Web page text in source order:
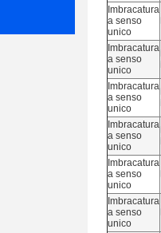
Imbracatura
a senso
unico
Imbracatura
a senso
unico
Imbracatura
a senso
unico
Imbracatura
a senso
unico
Imbracatura
a senso
unico
Imbracatura
a senso
unico